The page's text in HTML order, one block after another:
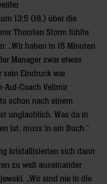
13:5 (18.) über die
Thorsten Storm fühlte
„Wir haben in 15 Minuten
Manager zwar etwas
sein Eindruck war
Auf-Coach Velimir
schon nach einem
unglaublich. Was da in
ist, muss in ein Buch.“
kristallisierten sich dann
zu weit auseinander
„Wir sind nie in die